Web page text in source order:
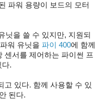
파워 용량이 보드의 모터
닛을 쓸 수 있지만, 지원되
워 유닛을 파이 400에 함께
센서를 제어하는 파이썬 프
다.
고 있다. 함께 사용할 수 있
된다.